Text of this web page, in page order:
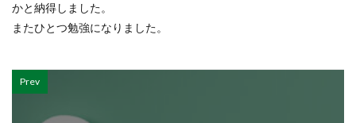
かと納得しました。
またひとつ勉強になりました。
Prev